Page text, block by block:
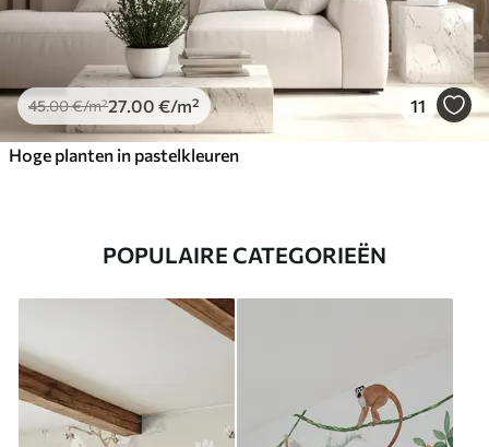
45.00€/m²27 .00 €/m² 11
Hoge planten in pastelkleuren
POPULAIRE CATEGORIEËN